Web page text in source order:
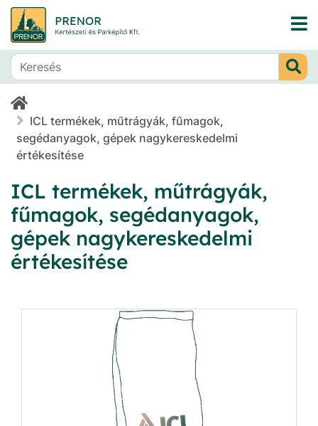
ICL termékek, műtrágyák, fűmagok,
segédanyagok, gépek nagykereskedelmi
értékesítése
ICL termékek, műtrágyák,
fűmagok, segédanyagok,
gépek nagykereskedelmi
értékesítése